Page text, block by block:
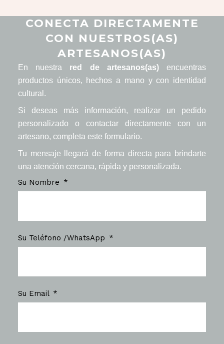
CONECTA DIRECTAMENTE
CON NUESTROS(AS)
ARTESANOS(AS)
En nuestra red de artesanos(as)encuentras
productos únicos, hechos a mano y con identidad
cultural.
Si deseas más información, realizar un pedido
personalizado o contactar directamente con un
artesano, completa este formulario.
Tu mensaje llegará de forma directa para brindarte
una atención cercana, rápida y personalizada.
Su Nombre
Su Teléfono /WhatsApp
Su Email